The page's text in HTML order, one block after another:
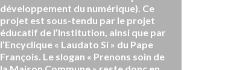
développement du numérique). Ce
projet est sous-tendu par le projet
éducatif de l’Institution, ainsi que par
l’Encyclique « Laudato Si » du Pape
François. Le slogan « Prenons soin de